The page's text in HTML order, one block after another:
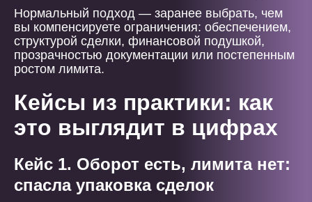
Нормальный подход — заранее выбрать, чем
вы компенсируете ограничения: обеспечением,
структурой сделки, финансовой подушкой,
прозрачностью документации или постепенным
ростом лимита.
Кейсы из практики: как
это выглядит в цифрах
Кейс 1. Оборот есть, лимита нет:
спасла упаковка сделок